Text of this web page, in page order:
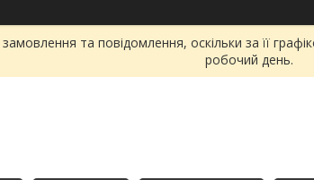
та повідомлення, оскільки за її
робочий день.